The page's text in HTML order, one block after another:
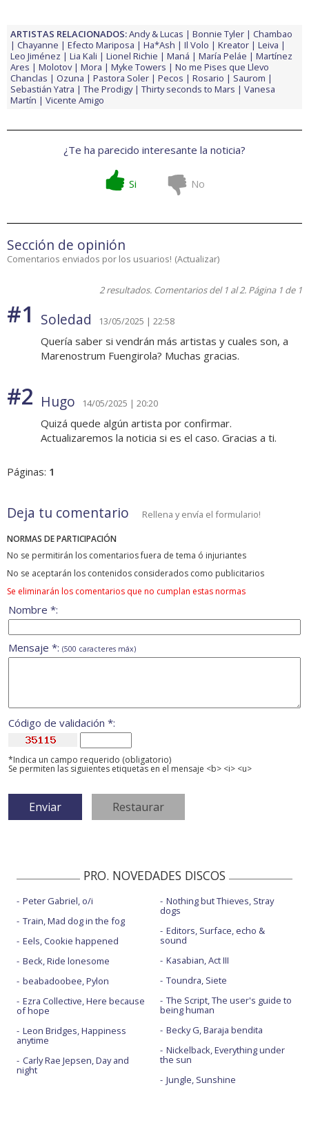
ARTISTAS RELACIONADOS:Andy & Lucas Bonnie Tyler
Chambao
Chayanne
Efecto Mariposa Ha*Ash Il Volo Kreator
Leiva
Leo Jiménez
Lia Kali Lionel Richie Maná María Peláe
Martínez
Ares
Molotov Mora Myke Towers
No me Pises que Llevo
Chanclas
Ozuna Pastora Soler Pecos Rosario
Saurom
Sebastián Yatra
The Prodigy Thirty seconds to Mars
Vanesa
Martín
Vicente Amigo
¿Te ha parecido interesante la noticia?
Si No
Sección de opinión
Comentarios enviados por los usuarios! (Actualizar)
2 resultados. Comentarios del 1 al 2. Página 1 de 1
#1 Soledad 13/05/2025 | 22:58
Quería saber si vendrán más artistas y cuales son, a
Marenostrum Fuengirola? Muchas gracias.
#2 Hugo 14/05/2025 | 20:20
Quizá quede algún artista por confirmar.
Actualizaremos la noticia si es el caso. Gracias a ti.
Páginas: 1
Deja tu comentario Rellena y envía el formulario!
NORMAS DE PARTICIPACIÓN
No se permitirán los comentarios fuera de tema ó injuriantes
No se aceptarán los contenidos considerados como publicitarios
Se eliminarán los comentarios que no cumplan estas normas
Nombre *:
Mensaje *: (500 caracteres máx)
Código de validación *:
*Indica un campo requerido (obligatorio)
Se permiten las siguientes etiquetas en el mensaje <b> <i> <u>
PRO. NOVEDADES DISCOS
Peter Gabriel, o/i
Train, Mad dog in the fog
Eels, Cookie happened
Beck, Ride lonesome
beabadoobee, Pylon
Ezra Collective, Here because
of hope
Leon Bridges, Happiness
anytime
Carly Rae Jepsen, Day and
night
Nothing but Thieves, Stray
dogs
Editors, Surface, echo &
sound
Kasabian, Act III
Toundra, Siete
The Script, The user's guide to
being human
Becky G, Baraja bendita
Nickelback, Everything under
the sun
Jungle, Sunshine